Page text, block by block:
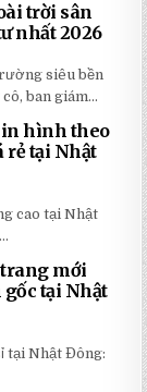
trời sân
nhất 2026
siêu bền
ban giám...
in hình theo
rẻ tại Nhật
cao tại Nhật
mới
gốc tại Nhật
tại Nhật Đông: